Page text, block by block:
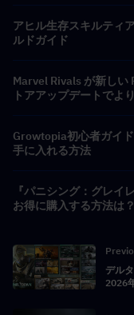
アヒル生存スキルティ
ルドガイド
Marvel Rivals が新しい
トアアップデートでよ
Growtopia初心者ガイ
手に入れる方法
『パニシング：グレイ
お得に購入する方法は？
デル
2026